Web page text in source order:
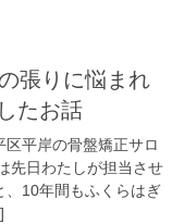
張りに悩まれ
たお話
平岸の骨盤矯正サロ
先日わたしが担当させ
、10年間もふくらはぎ